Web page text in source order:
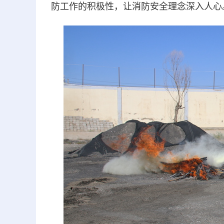
防工作的积极性，让消防安全理念深入人心